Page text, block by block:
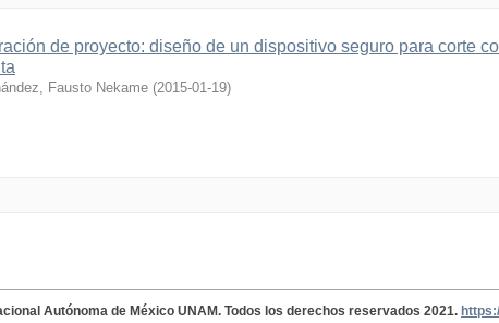
de proyecto: diseño de un dispositivo seguro para corte
Fausto Nekame (2015-01-19)
Autónoma de México UNAM. Todos los derechos reservados 2021.